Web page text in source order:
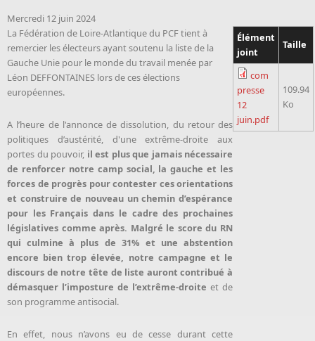
Mercredi 12 juin 2024
La Fédération de Loire-Atlantique du PCF tient à
remercier les électeurs ayant soutenu la liste de la
Gauche Unie pour le monde du travail menée par
Léon DEFFONTAINES lors de ces élections
européennes.
A l’heure de l'annonce de dissolution, du retour des
politiques d’austérité, d'une extrême-droite aux
portes du pouvoir, il est plus que jamais nécessaire
de renforcer notre camp social, la gauche et les
forces de progrès pour contester ces orientations
et construire de nouveau un chemin d’espérance
pour les Français dans le cadre des prochaines
législatives comme après. Malgré le score du RN
qui culmine à plus de 31% et une abstention
encore bien trop élevée, notre campagne et le
discours de notre tête de liste auront contribué à
démasquer l’imposture de l’extrême-droite et de
son programme antisocial.
En effet, nous n’avons eu de cesse durant cette
Élément
joint
Taille
com
presse
12
juin.pdf
109.94
Ko